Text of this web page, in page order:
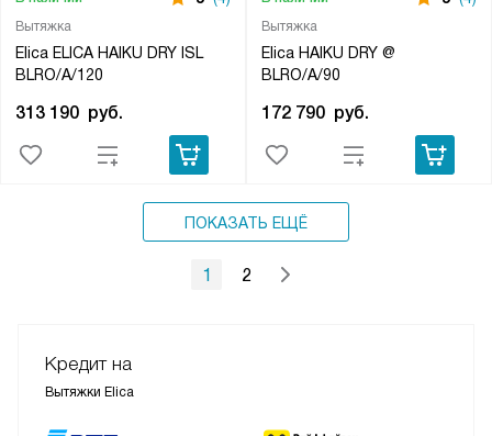
Вытяжка
Elica ELICA HAIKU DRY ISL
BLRO/A/120
313 190 руб.
Вытяжка
Elica HAIKU DRY @
BLRO/A/90
172 790 руб.
ПОКАЗАТЬ ЕЩЁ
1 2
Кредит на
Вытяжки Elica